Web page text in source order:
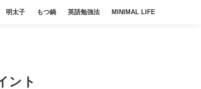
明太子 もつ鍋 英語勉強法 MINIMAL LIFE
ント